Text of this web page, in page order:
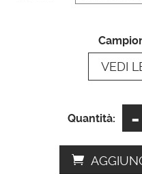
VEDI
Quantità: -